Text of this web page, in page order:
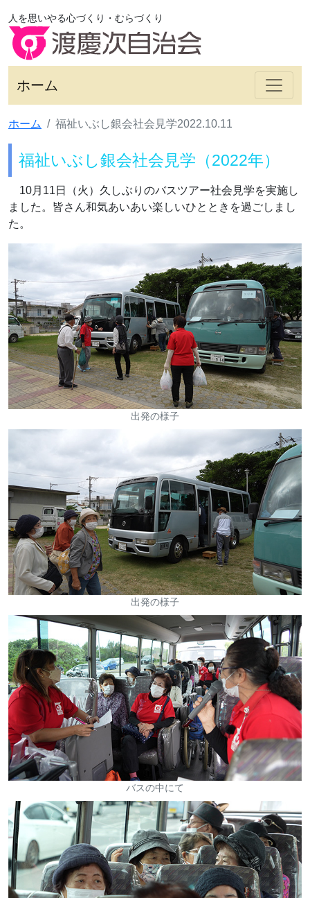
人を思いやる心づくり・むらづくり
ホーム
ホーム 福祉いぶし銀会社会見学2022.10.11
福祉いぶし銀会社会見学（2022年）
10月11日（火）久しぶりのバスツアー社会見学を実施し
ました。皆さん和気あいあい楽しいひとときを過ごしまし
た。
出発の様子
出発の様子
バスの中にて